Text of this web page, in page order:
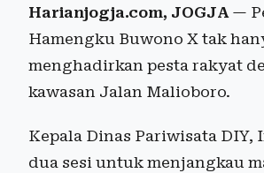
Harianjogja.com, JOGJA—
Hamengku Buwono X tak
menghadirkan pesta rakyat
kawasan Jalan Malioboro.
Kepala Dinas Pariwisata
dua sesi untuk menjangkau